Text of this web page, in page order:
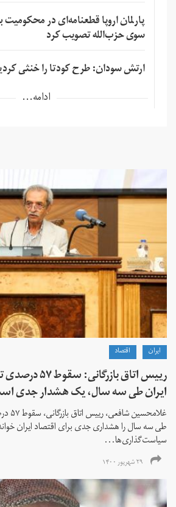
پارلمان اروپا قطعنامه‌ای در محکومیت
سوی حزب‌الله تصویب کرد
ارتش سودان: طرح کودتا را خنثی
ادامه...
ايران اقتصاد
رییس اتاق
ایران طی سه سال، یک هشدار جدی
طی سه سال را هشداری جدی برای اقتصاد ایران
سیاست‌گذاری‌ها...
۲۹ شهریور ۱۴۰۰